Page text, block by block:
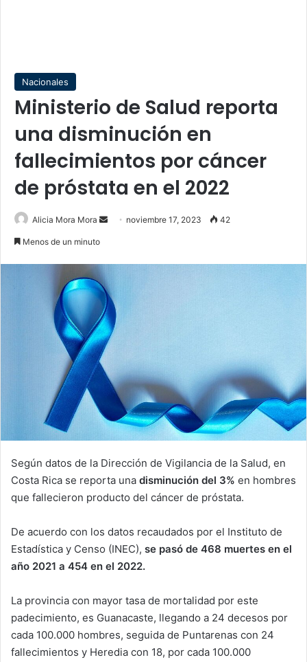
Nacionales
Ministerio de Salud reporta
una disminución en
fallecimientos por cáncer
de próstata en el 2022
Alicia Mora Mora
Send noviembre 17, 2023 42
Menos de un minuto
Según datos de la Dirección de Vigilancia de la Salud, en
Costa Rica se reporta una disminución del 3% en hombres
que fallecieron producto del cáncer de próstata.
De acuerdo con los datos recaudados por el Instituto de
Estadística y Censo (INEC), se pasó de 468 muertes en el
año 2021 a 454 en el 2022.
La provincia con mayor tasa de mortalidad por este
padecimiento, es Guanacaste, llegando a 24 decesos por
cada 100.000 hombres, seguida de Puntarenas con 24
fallecimientos y Heredia con 18, por cada 100.000